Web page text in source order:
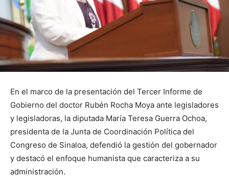
En el marco de la presentación del Tercer Informe de
Gobierno del doctor Rubén Rocha Moya ante legisladores
y legisladoras, la diputada María Teresa Guerra Ochoa,
presidenta de la Junta de Coordinación Política del
Congreso de Sinaloa, defendió la gestión del gobernador
y destacó el enfoque humanista que caracteriza a su
administración.